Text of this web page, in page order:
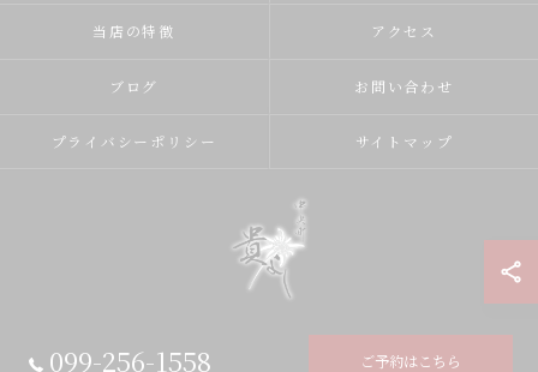
099-256-1558 ご予約はこちら
当店の特徴 アクセス
ブログ お問い合わせ
プライバシーポリシー サイトマップ